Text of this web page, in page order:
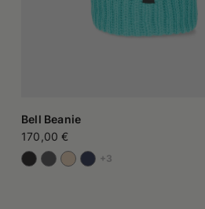
Bell Beanie
170,00 €
+3